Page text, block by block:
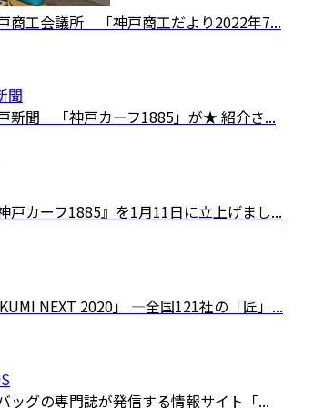
商工会議所 「神戸商工だより2022年7...
新聞 「神戸カーフ1885」が★ 紹介さ...
戸カーフ1885』を1月11日に立上げまし...
NEXT 2020」 ―全国121社の「匠」...
ッグの専門誌が発信する情報サイト「...